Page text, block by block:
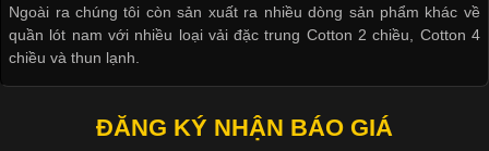
Ngoài ra chúng tôi còn sản xuất ra nhiều dòng sản phẩm khác về
quần lót nam với nhiều loại vải đặc trung Cotton 2 chiều, Cotton 4
chiều và thun lạnh.
ĐĂNG KÝ NHẬN BÁO GIÁ